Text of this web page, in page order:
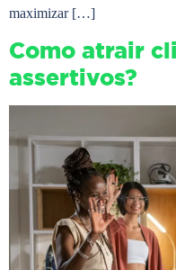
maximizar […]
Como atrair
assertivos?